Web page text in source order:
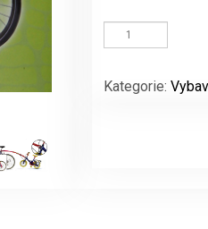
připojovací
Trail
na
Kategorie: